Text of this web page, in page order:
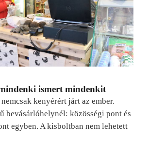
ismert mindenkit
kenyérért járt az ember.
bevásárlóhelynél: közösségi pont és
egyben. A kisboltban nem lehetett